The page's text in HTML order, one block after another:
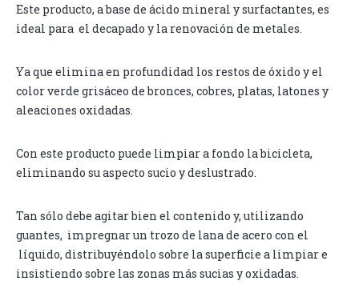
Este producto, a base de ácido mineral y surfactantes, es
ideal para el decapado y la renovación de metales.
Ya que elimina en profundidad los restos de óxido y el
color verde grisáceo de bronces, cobres, platas, latones y
aleaciones oxidadas.
Con este producto puede limpiar a fondo la bicicleta,
eliminando su aspecto sucio y deslustrado.
Tan sólo debe agitar bien el contenido y, utilizando
guantes, impregnar un trozo de lana de acero con el
líquido, distribuyéndolo sobre la superficie a limpiar e
insistiendo sobre las zonas más sucias y oxidadas.